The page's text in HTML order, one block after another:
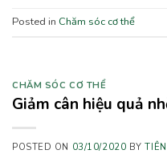
Posted in Chăm sóc cơ thể
CHĂM SÓC CƠ THỂ
Giảm cân hiệu quả
POSTED ON 03/10/2020 BY